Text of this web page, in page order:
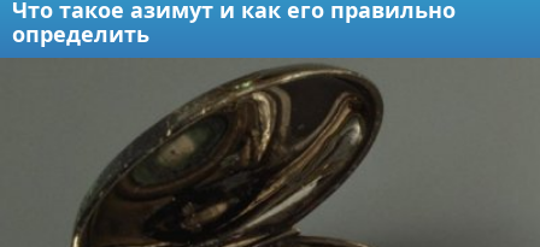
Что такое азимут и как его правильно
определить